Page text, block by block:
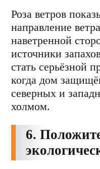
Роза ветров
направление
наветренной
источники
стать серьёзной
когда дом
северных и
холмом.
6.